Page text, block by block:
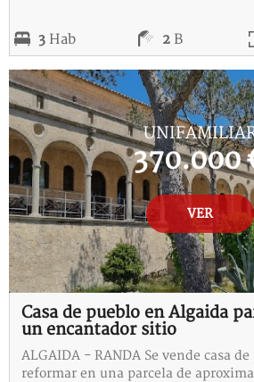
REF: C-115245-I
3 Hab 2 B
370.000
VER
Casa de pueblo en Algaida
un encantador sitio
ALGAIDA - RANDA Se vende casa
reformar en una parcela de